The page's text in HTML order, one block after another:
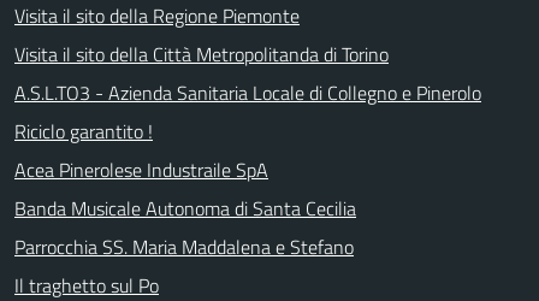
Visita il sito della Regione Piemonte
Visita il sito della Città Metropolitanda di Torino
A.S.L.TO3 - Azienda Sanitaria Locale di Collegno e Pinerolo
Riciclo garantito !
Acea Pinerolese Industraile SpA
Banda Musicale Autonoma di Santa Cecilia
Parrocchia SS. Maria Maddalena e Stefano
Il traghetto sul Po